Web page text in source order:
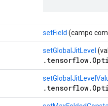
setField (campo
setGlobalJitLevel